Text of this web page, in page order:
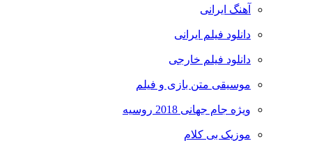
آهنگ ایرانی
دانلود فیلم ایرانی
دانلود فیلم خارجی
موسیقی متن بازی و فیلم
ویژه جام جهانی 2018 روسیه
موزیک بی کلام